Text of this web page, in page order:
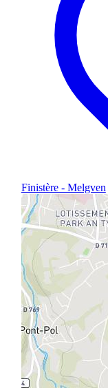
Finistère - Melgven